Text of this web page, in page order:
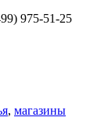
975-51-25
, магазины